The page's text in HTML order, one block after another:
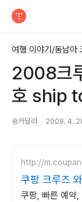
2008크
호 ship
숑카달려 2008. 4.
http://
쿠팡 크루즈
쿠팡, 빠른 예약